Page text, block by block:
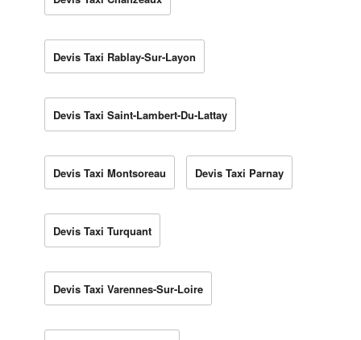
Devis Taxi Rablay-Sur-Layon
Devis Taxi Saint-Lambert-Du-Lattay
Devis Taxi Montsoreau Devis Taxi Parnay
Devis Taxi Turquant
Devis Taxi Varennes-Sur-Loire